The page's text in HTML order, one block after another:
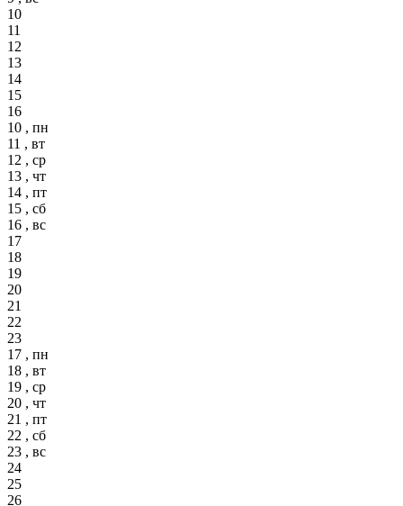
10
11
12
13
14
15
16
10 , пн
11 , вт
12 , ср
13 , чт
14 , пт
15 , сб
16 , вс
17
18
19
20
21
22
23
17 , пн
18 , вт
19 , ср
20 , чт
21 , пт
22 , сб
23 , вс
24
25
26